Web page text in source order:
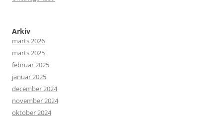
Arkiv
marts 2026
marts 2025
februar 2025
januar 2025
december 2024
november 2024
oktober 2024